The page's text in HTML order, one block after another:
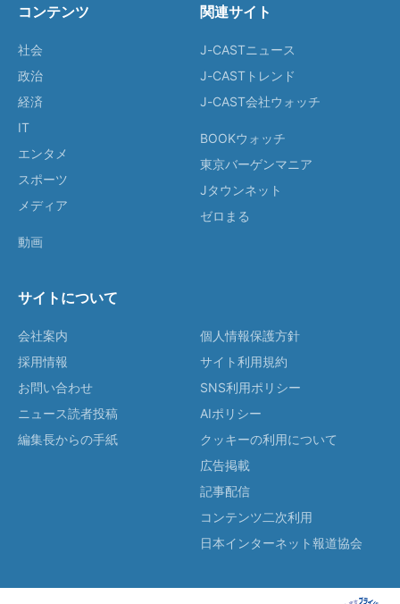
コンテンツ
社会
政治
経済
IT
エンタメ
スポーツ
メディア
動画
関連サイト
J-CASTニュース
J-CASTトレンド
J-CAST会社ウォッチ
BOOKウォッチ
東京バーゲンマニア
Jタウンネット
ゼロまる
サイトについて
会社案内
採用情報
お問い合わせ
ニュース読者投稿
編集長からの手紙
個人情報保護方針
サイト利用規約
SNS利用ポリシー
AIポリシー
クッキーの利用について
広告掲載
記事配信
コンテンツ二次利用
日本インターネット報道協会